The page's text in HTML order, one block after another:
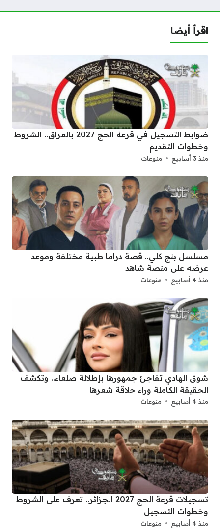
اقرأ أيضا
ضوابط التسجيل في قرعة الحج 2027 بالعراق.. الشروط
وخطوات التقديم
منذ 3 أسابيع منوعات
مسلسل بنج كلي.. قصة دراما طبية مختلفة وموعد
عرضه على منصة شاهد
منذ 4 أسابيع منوعات
شوق الهادي تفاجئ جمهورها بإطلالة صلعاء.. وتكشف
الحقيقة الكاملة وراء حلاقة شعرها
منذ 4 أسابيع منوعات
تسجيلات قرعة الحج 2027 الجزائر.. تعرف على الشروط
وخطوات التسجيل
منذ 4 أسابيع منوعات